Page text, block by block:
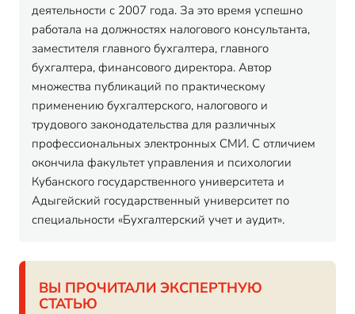
деятельности с 2007 года. За это время успешно
работала на должностях налогового консультанта,
заместителя главного бухгалтера, главного
бухгалтера, финансового директора. Автор
множества публикаций по практическому
применению бухгалтерского, налогового и
трудового законодательства для различных
профессиональных электронных СМИ. С отличием
окончила факультет управления и психологии
Кубанского государственного университета и
Адыгейский государственный университет по
специальности «Бухгалтерский учет и аудит».
ВЫ ПРОЧИТАЛИ ЭКСПЕРТНУЮ
СТАТЬЮ